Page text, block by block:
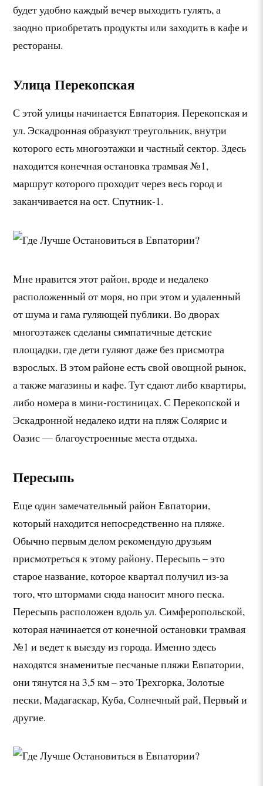
будет удобно каждый вечер выходить гулять, а
заодно приобретать продукты или заходить в кафе и
рестораны.
Улица Перекопская
С этой улицы начинается Евпатория. Перекопская и
ул. Эскадронная образуют треугольник, внутри
которого есть многоэтажки и частный сектор. Здесь
находится конечная остановка трамвая №1,
маршрут которого проходит через весь город и
заканчивается на ост. Спутник-1.
Мне нравится этот район, вроде и недалеко
расположенный от моря, но при этом и удаленный
от шума и гама гуляющей публики. Во дворах
многоэтажек сделаны симпатичные детские
площадки, где дети гуляют даже без присмотра
взрослых. В этом районе есть свой овощной рынок,
а также магазины и кафе. Тут сдают либо квартиры,
либо номера в мини-гостиницах. С Перекопской и
Эскадронной недалеко идти на пляж Солярис и
Оазис — благоустроенные места отдыха.
Пересыпь
Еще один замечательный район Евпатории,
который находится непосредственно на пляже.
Обычно первым делом рекомендую друзьям
присмотреться к этому району. Пересыпь – это
старое название, которое квартал получил из-за
того, что штормами сюда наносит много песка.
Пересыпь расположен вдоль ул. Симферопольской,
которая начинается от конечной остановки трамвая
№1 и ведет к выезду из города. Именно здесь
находятся знаменитые песчаные пляжи Евпатории,
они тянутся на 3,5 км – это Трехгорка, Золотые
пески, Мадагаскар, Куба, Солнечный рай, Первый и
другие.